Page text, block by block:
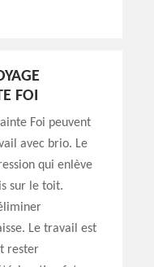
FOI
Foi peuvent
avec brio. Le
qui enlève
sur le toit.
Le travail est
rester